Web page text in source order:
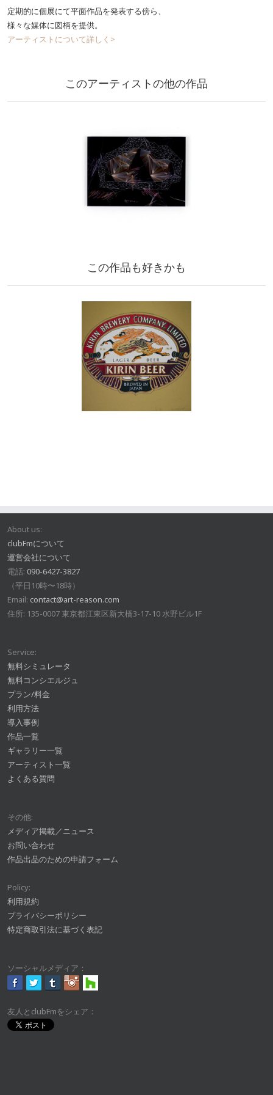
定期的に個展にて平面作品を発表する傍ら、
様々な媒体に図柄を提供。
アーティストについて詳しく>
このアーティストの他の作品
この作品も好きかも
About us:
clubFmについて
運営会社について
電話: 090-6427-3827
（平日10時〜18時）
Email: contact@art-reason.com
住所: 135-0007 東京都江東区新大橋3-17-10 水野ビル1F
Service:
無料シミュレータ
無料コンシエルジュ
プラン/料金
利用方法
導入事例
作品一覧
ギャラリー一覧
アーティスト一覧
よくある質問
その他:
メディア掲載／ニュース
お問い合わせ
作品出品のための申請フォーム
Policy:
利用規約
プライバシーポリシー
特定商取引法に基づく表記
ソーシャルメディア：
友人とclubFmをシェア：